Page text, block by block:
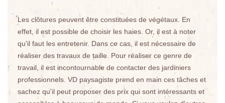
Les clôtures peuvent être constituées de végétaux. En
effet, il est possible de choisir les haies. Or, il est à noter
qu'il faut les entretenir. Dans ce cas, il est nécessaire de
réaliser des travaux de taille. Pour réaliser ce genre de
travail, il est incontournable de contacter des jardiniers
professionnels. VD paysagiste prend en main ces tâches et
sachez qu'il peut proposer des prix qui sont intéressants et